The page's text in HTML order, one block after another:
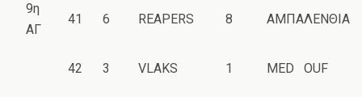
9η
ΑΓ
41 6 REAPERS 8 ΑΜΠΑΛΕΝΘΙΑ
42 3 VLAKS 1 MED OUF